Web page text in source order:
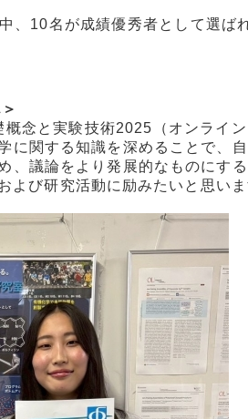
、 10名が成績優秀者として選ば
概念と実験技術2025 （オンライ
に関する知識を深めることで、
、議論をより発展的なものにす
よび研究活動に励みたいと思い